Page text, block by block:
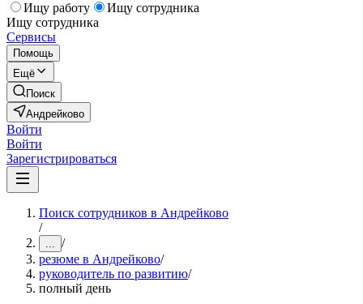
Ищу работу
Ищу сотрудника
Ищу сотрудника
Сервисы
Помощь
Ещё
Поиск
Андрейково
Войти
Войти
Зарегистрироваться
Поиск сотрудников в Андрейково
/
... /
резюме в Андрейково/
руководитель по развитию/
полный день